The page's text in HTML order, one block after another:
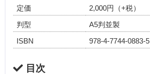
定価 2,000円（+税）
判型 A5判並製
ISBN 978-4-7744-0883-5
目次